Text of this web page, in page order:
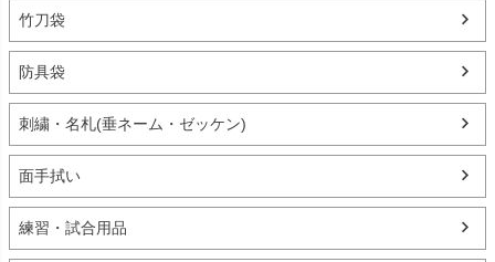
竹刀袋
防具袋
刺繍・名札(垂ネーム・ゼッケン)
面手拭い
練習・試合用品